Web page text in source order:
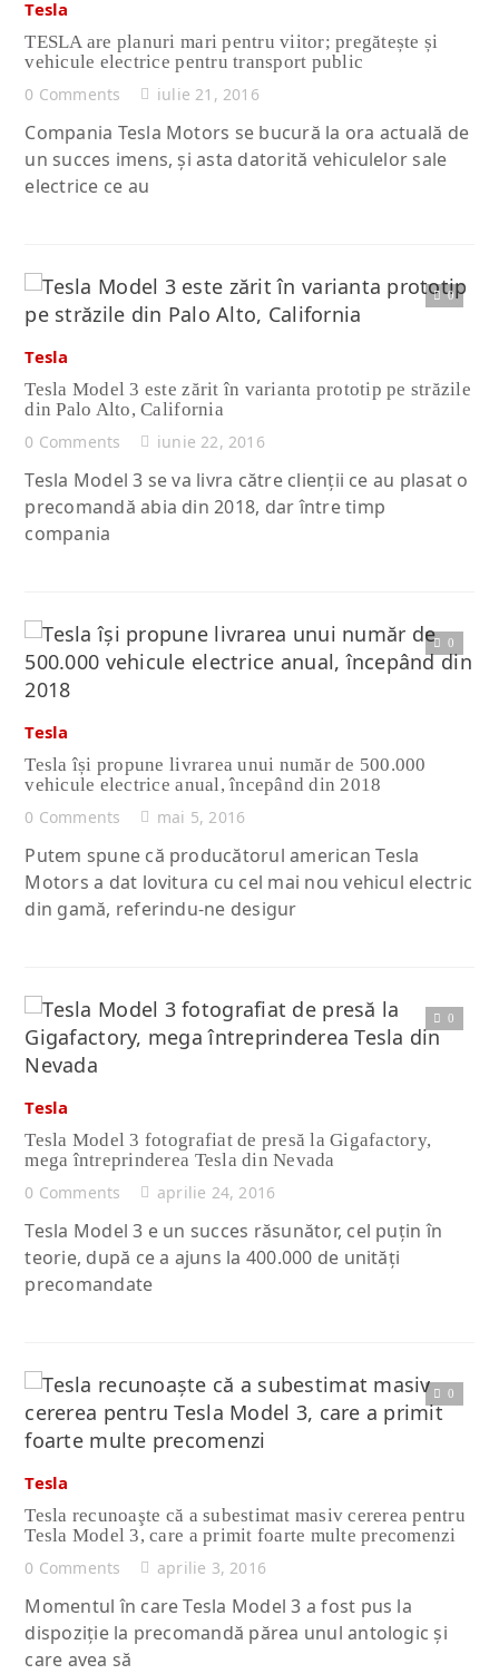
Tesla
TESLA are planuri mari pentru viitor; pregătește și
vehicule electrice pentru transport public
0 Comments
iulie 21, 2016
Compania Tesla Motors se bucură la ora actuală de
un succes imens, și asta datorită vehiculelor sale
electrice ce au
0
Citește articolul complet
Tesla
Tesla Model 3 este zărit în varianta prototip pe străzile
din Palo Alto, California
0 Comments
iunie 22, 2016
Tesla Model 3 se va livra către clienții ce au plasat o
precomandă abia din 2018, dar între timp
compania
0
Citește articolul complet
Tesla
Tesla își propune livrarea unui număr de 500.000
vehicule electrice anual, începând din 2018
0 Comments
mai 5, 2016
Putem spune că producătorul american Tesla
Motors a dat lovitura cu cel mai nou vehicul electric
din gamă, referindu-ne desigur
0
Citește articolul complet
Tesla
Tesla Model 3 fotografiat de presă la Gigafactory,
mega întreprinderea Tesla din Nevada
0 Comments
aprilie 24, 2016
Tesla Model 3 e un succes răsunător, cel puţin în
teorie, după ce a ajuns la 400.000 de unităţi
precomandate
0
Citește articolul complet
Tesla
Tesla recunoaşte că a subestimat masiv cererea pentru
Tesla Model 3, care a primit foarte multe precomenzi
0 Comments
aprilie 3, 2016
Momentul în care Tesla Model 3 a fost pus la
dispoziţie la precomandă părea unul antologic şi
care avea să